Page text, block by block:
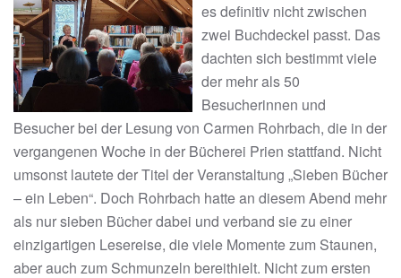
es definitiv nicht zwischen
zwei Buchdeckel passt. Das
dachten sich bestimmt viele
der mehr als 50
Besucherinnen und
Besucher bei der Lesung von Carmen Rohrbach, die in der
vergangenen Woche in der Bücherei Prien stattfand. Nicht
umsonst lautete der Titel der Veranstaltung „Sieben Bücher
– ein Leben“. Doch Rohrbach hatte an diesem Abend mehr
als nur sieben Bücher dabei und verband sie zu einer
einzigartigen Lesereise, die viele Momente zum Staunen,
aber auch zum Schmunzeln bereithielt. Nicht zum ersten